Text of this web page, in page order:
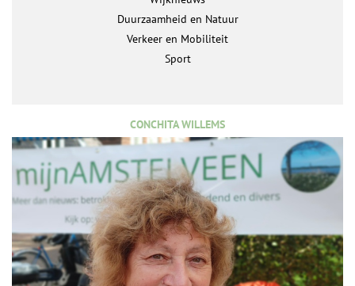
Duurzaamheid en Natuur
Verkeer en Mobiliteit
Sport
CONCHITA WILLEMS